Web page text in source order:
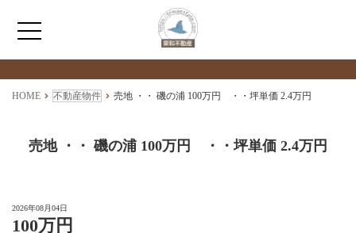
HOME
売買情報
検索物件の詳細
****
HOME 不動産物件 売地 ・・ 磯の浦 100万円 ・・坪単価 2.4万円
売地 ・・ 磯の浦 100万円 ・・坪単価 2.4万円
2026年08月04日
100万円